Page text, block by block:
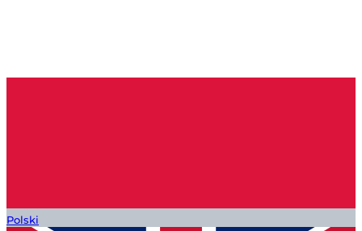
Polski